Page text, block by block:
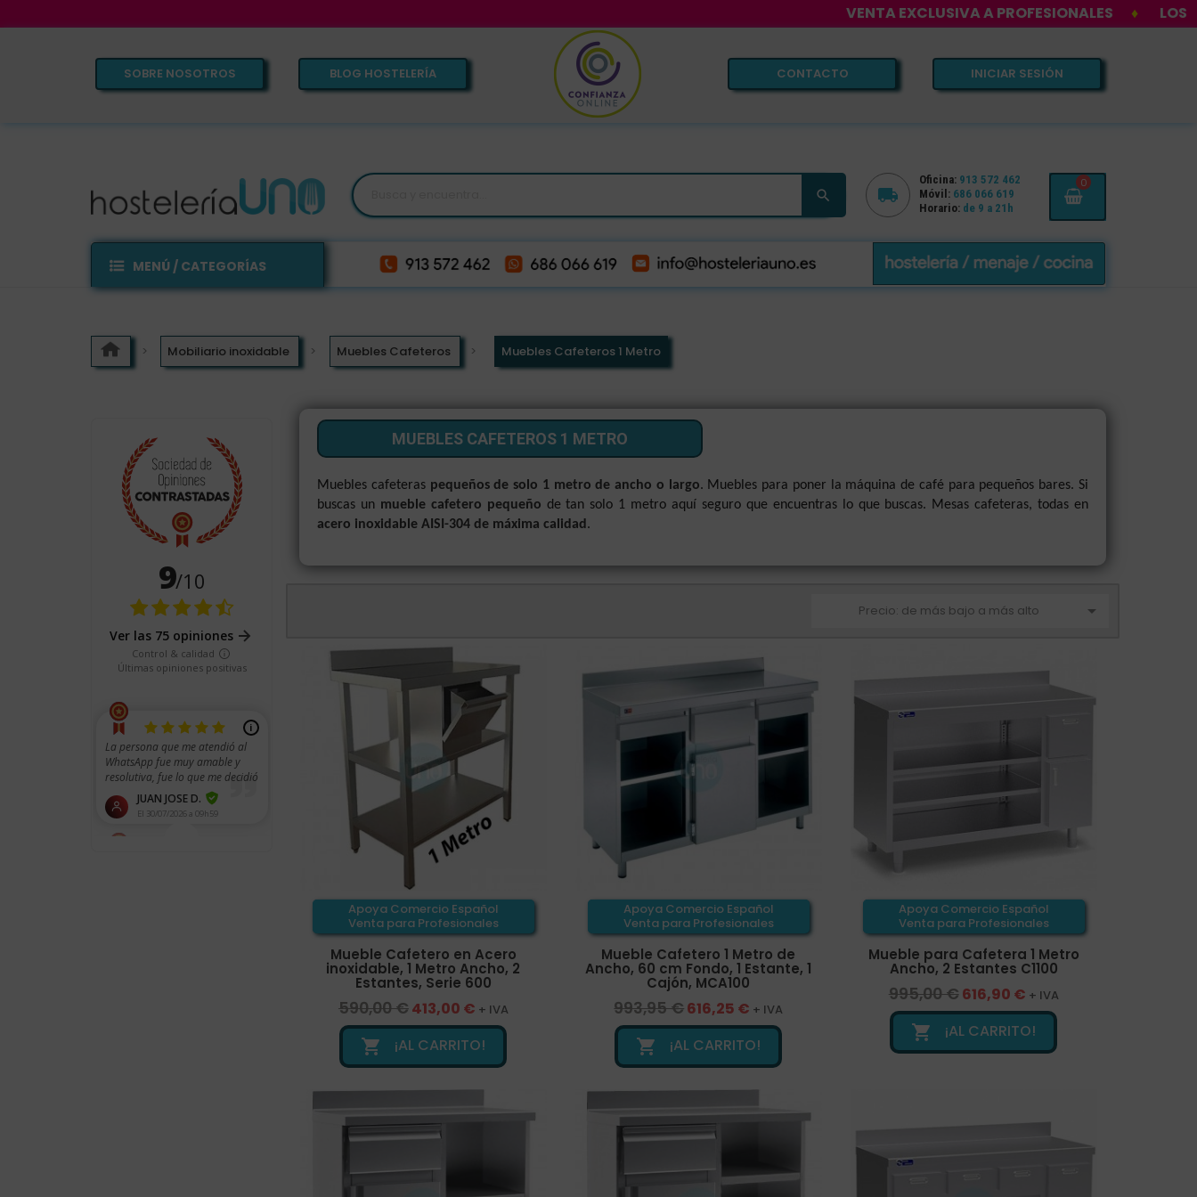
VENTA EXCLUSIVA A PROFESIONALES ♦ LOS MEJORES
INICIAR SESIÓN
CONTACTO
SOBRE NOSOTROS BLOG HOSTELERÍA
 
Oficina: 913 572 462
Móvil: 686 066 619
Horario: de 9 a 21h
0
MENÚ / CATEGORÍAS
Mobiliario inoxidable Muebles Cafeteros Muebles Cafeteros 1 Metro
MUEBLES CAFETEROS 1 METRO
Muebles cafeteras pequeños de solo 1 metro de ancho o largo. Muebles para poner la máquina de café para pequeños bares. Si
buscas un mueble cafetero pequeño de tan solo 1 metro aquí seguro que encuentras lo que buscas. Mesas cafeteras, todas en
acero inoxidable AISI-304 de máxima calidad .
Precio: de más bajo a más alto 
Apoya Comercio Español
Venta para Profesionales
Mueble Cafetero en Acero
inoxidable, 1 Metro Ancho, 2
Estantes, Serie 600
590,00 €413,00 € + IVA
 ¡AL CARRITO!
Apoya Comercio Español
Venta para Profesionales
Mueble Cafetero 1 Metro de
Ancho, 60 cm Fondo, 1 Estante, 1
Cajón, MCA100
993,95 €616,25 € + IVA
 ¡AL CARRITO!
Apoya Comercio Español
Venta para Profesionales
Mueble para Cafetera 1 Metro
Ancho, 2 Estantes C1100
995,00 € 616,90 € + IVA
 ¡AL CARRITO!